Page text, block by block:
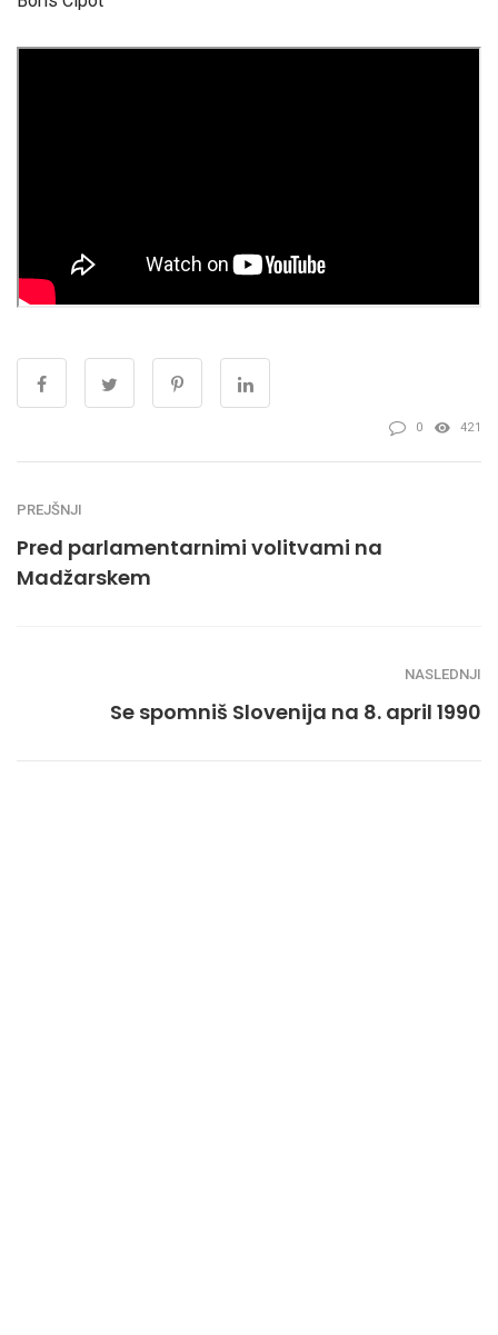
0 421
PREJŠNJI
Pred parlamentarnimi volitvami na
Madžarskem
NASLEDNJI
Se spomniš Slovenija na 8. april 1990